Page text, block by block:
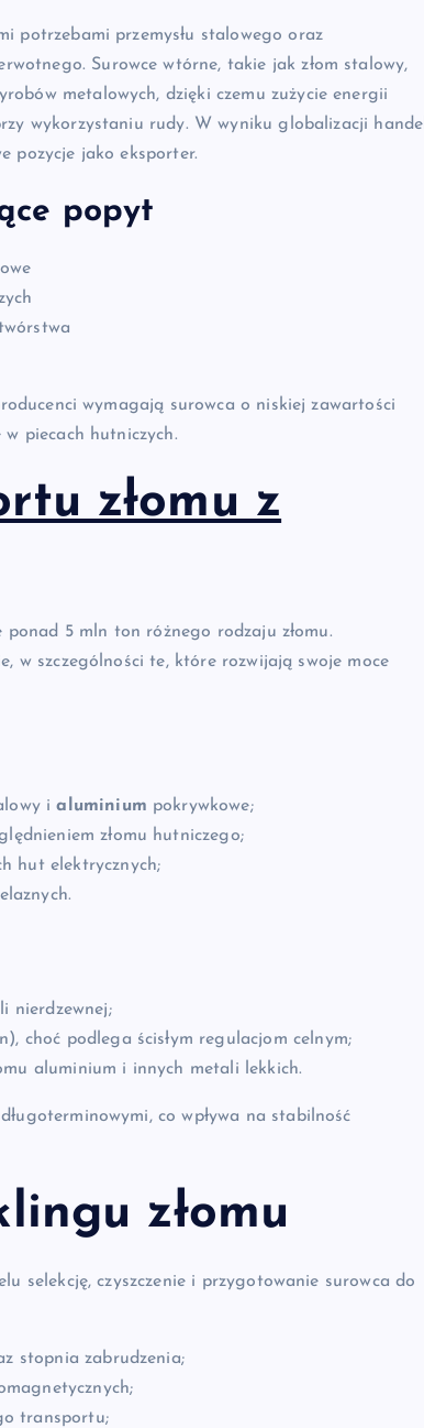
potrzebami przemysłu stalowego oraz
Surowce wtórne, takie jak złom stalowy,
metalowych, dzięki czemu zużycie energii
wykorzystaniu rudy. W wyniku globalizacji handel
pozycje jako eksporter.
popyt
wymagają surowca o niskiej zawartości
piecach hutniczych.
złomu z
5 mln ton różnego rodzaju złomu.
w szczególności te, które rozwijają swoje moce
ialuminium pokrywkowe;
złomu hutniczego;
hut elektrycznych;
nierdzewnej;
choć podlega ścisłym regulacjom celnym;
aluminium i innych metali lekkich.
co wpływa na stabilność
złomu
selekcję, czyszczenie i przygotowanie surowca do
stopnia zabrudzenia;
transportu;